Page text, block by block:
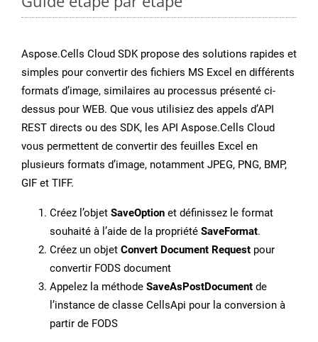
Aspose.Cells Cloud SDK propose des solutions rapides et
simples pour convertir des fichiers MS Excel en différents
formats d’image, similaires au processus présenté ci-
dessus pour WEB. Que vous utilisiez des appels d’API
REST directs ou des SDK, les API Aspose.Cells Cloud
vous permettent de convertir des feuilles Excel en
plusieurs formats d’image, notamment JPEG, PNG, BMP,
GIF et TIFF.
Créez l’objet SaveOption et définissez le format
souhaité à l’aide de la propriété SaveFormat.
Créez un objet Convert Document Request pour
convertir FODS document
Appelez la méthode SaveAsPostDocument de
l’instance de classe CellsApi pour la conversion à
partir de FODS